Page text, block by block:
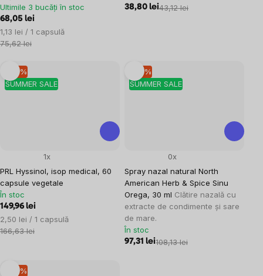
Ultimile 3 bucăți în stoc
68,05 lei
Evaluare
preţ:
1,13 lei / 1 capsulă
75,62 lei
38,80 lei43,12 lei
SUMMER SALE
–10 %
PRL Hyssinol, isop medical, 60
capsule vegetale
1x
În stoc
149,96 lei
Evaluare
preţ:
2,50 lei / 1 capsulă
166,63 lei
SUMMER SALE
–10 %
Spray nazal natural North
American Herb & Spice Sinu
Orega, 30 ml Clătire nazală cu
extracte de condimente și sare
de mare.
0x
În stoc
97,31 lei108,13 lei
–10 %